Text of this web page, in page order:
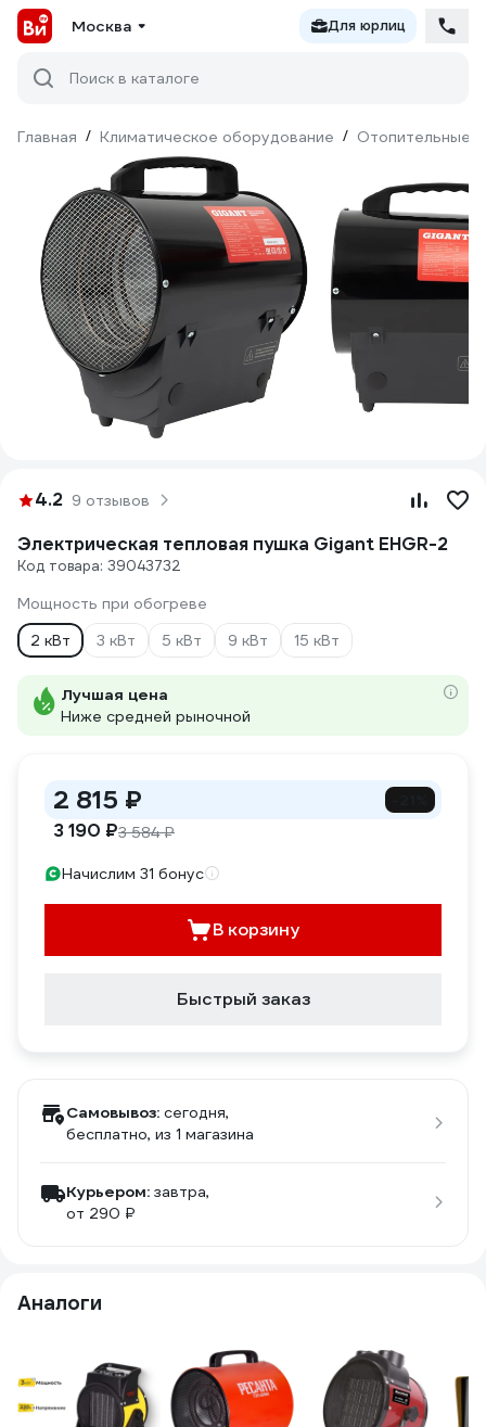
Москва Для юрлиц
Поиск в каталоге
Главная / Климатическое оборудование / Отопительные
4.2 9 отзывов
Электрическая тепловая пушка Gigant EHGR-2
Код товара: 39043732
Мощность при обогреве
2 кВт
3 кВт 5 кВт 9 кВт 15 кВт
Лучшая цена
Ниже средней рыночной
2 815 ₽
3 190 ₽3 584 ₽
Начислим 31 бонус
В корзину
Быстрый заказ
Самовывоз: сегодня,
бесплатно, из 1 магазина
Курьером: завтра,
от 290 ₽
Аналоги